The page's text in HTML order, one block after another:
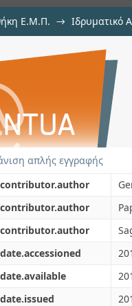
Ε.Μ.Π. → Ιδρυματικό
safe
απλής εγγραφής